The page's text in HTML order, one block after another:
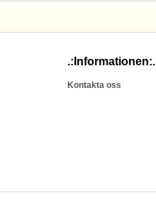
.:Informationen:.
Kontakta oss